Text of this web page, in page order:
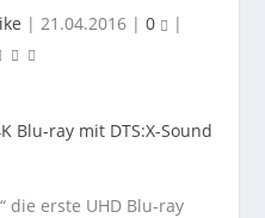
| 21.04.2016| 0 |
die erste UHD Blu-ray